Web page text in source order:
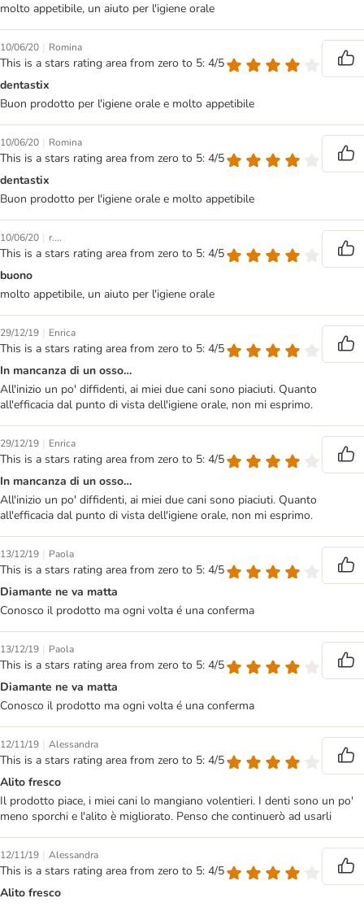
molto appetibile, un aiuto per l'igiene orale
10/06/20 | Romina
This is a stars rating area from zero to 5: 4/5
dentastix
Buon prodotto per l'igiene orale e molto appetibile
10/06/20 | Romina
This is a stars rating area from zero to 5: 4/5
dentastix
Buon prodotto per l'igiene orale e molto appetibile
10/06/20 | r....
This is a stars rating area from zero to 5: 4/5
buono
molto appetibile, un aiuto per l'igiene orale
29/12/19 | Enrica
This is a stars rating area from zero to 5: 4/5
In mancanza di un osso…
All'inizio un po' diffidenti, ai miei due cani sono piaciuti. Quanto
all'efficacia dal punto di vista dell'igiene orale, non mi esprimo.
29/12/19 | Enrica
This is a stars rating area from zero to 5: 4/5
In mancanza di un osso…
All'inizio un po' diffidenti, ai miei due cani sono piaciuti. Quanto
all'efficacia dal punto di vista dell'igiene orale, non mi esprimo.
13/12/19 | Paola
This is a stars rating area from zero to 5: 4/5
Diamante ne va matta
Conosco il prodotto ma ogni volta é una conferma
13/12/19 | Paola
This is a stars rating area from zero to 5: 4/5
Diamante ne va matta
Conosco il prodotto ma ogni volta é una conferma
12/11/19 | Alessandra
This is a stars rating area from zero to 5: 4/5
Alito fresco
Il prodotto piace, i miei cani lo mangiano volentieri. I denti sono un po'
meno sporchi e l'alito è migliorato. Penso che continuerò ad usarli
12/11/19 | Alessandra
This is a stars rating area from zero to 5: 4/5
Alito fresco